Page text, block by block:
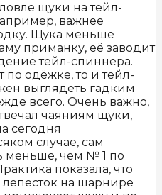
щуки на тейл-
важнее
Щука меньше
приманку, её заводит
тейл-спиннера.
по одёжке, то и тейл-
выглядеть гадким
всего. Очень важно,
чаяниям щуки,
сегодня
случае, сам
меньше, чем № 1 по
показала, что
на шарнире